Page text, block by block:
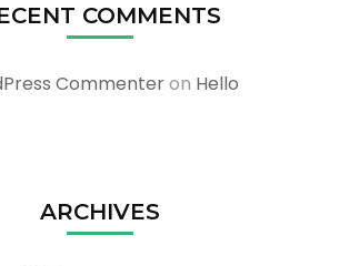
COMMENTS
Commenteron Hello
ARCHIVES